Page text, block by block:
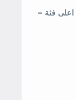
سيارة للايجار – ايجار سيارة MG اعلى فئة –